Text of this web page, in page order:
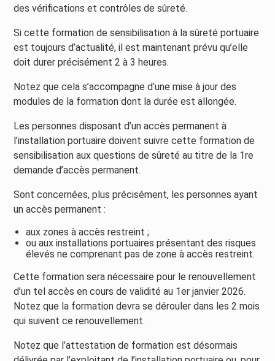
des vérifications et contrôles de sûreté.
Si cette formation de sensibilisation à la sûreté portuaire
est toujours d’actualité, il est maintenant prévu qu’elle
doit durer précisément 2 à 3 heures.
Notez que cela s’accompagne d’une mise à jour des
modules de la formation dont la durée est allongée.
Les personnes disposant d’un accès permanent à
l’installation portuaire doivent suivre cette formation de
sensibilisation aux questions de sûreté au titre de la 1re
demande d’accès permanent.
Sont concernées, plus précisément, les personnes ayant
un accès permanent :
aux zones à accès restreint ;
ou aux installations portuaires présentant des risques
élevés ne comprenant pas de zone à accès restreint.
Cette formation sera nécessaire pour le renouvellement
d’un tel accès en cours de validité au 1er janvier 2026.
Notez que la formation devra se dérouler dans les 2 mois
qui suivent ce renouvellement.
Notez que l’attestation de formation est désormais